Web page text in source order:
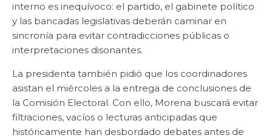
interno es inequívoco: el partido, el gabinete político
y las bancadas legislativas deberán caminar en
sincronía para evitar contradicciones públicas o
interpretaciones disonantes.
La presidenta también pidió que los coordinadores
asistan el miércoles a la entrega de conclusiones de
la Comisión Electoral. Con ello, Morena buscará evitar
filtraciones, vacíos o lecturas anticipadas que
históricamente han desbordado debates antes de